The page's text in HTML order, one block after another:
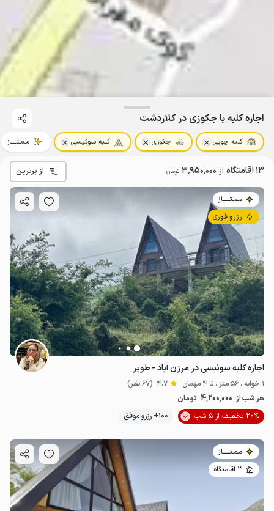
اجاره کلبه با جکوزی در کلاردشت
کلبه چوبی جکوزی کلبه سوئیسی مـمـتــــاز
13 اقامتگاه از 3٬950٬000 تومان از برترین
مـمـتــــــاز
رزرو فوری
اجاره کلبه سوئیسی در مرزن آباد - طویر
1 خوابه . 56 متر . تا 4 مهمان 4.7 (67 نظر)
هر شب از 4٬200٬000 تومان
20% تخفیف از 5 شب
100+ رزرو موفق
مـمـتــــــاز
3 اقامتگاه